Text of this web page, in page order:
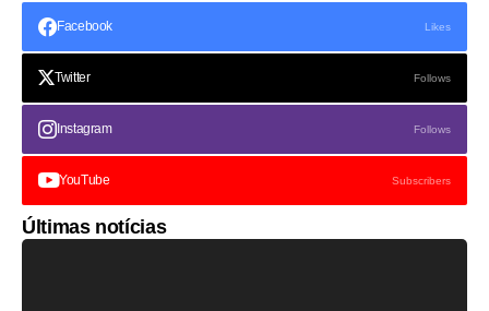
Facebook Likes
Twitter Follows
Instagram Follows
YouTube Subscribers
Últimas notícias